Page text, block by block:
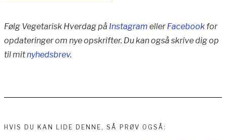
Følg Vegetarisk Hverdag på Instagram ellerFacebook for
opdateringer om nye opskrifter. Du kan også skrive dig op
til mitnyhedsbrev.
HVIS DU KAN LIDE DENNE, SÅ PRØV OGSÅ: